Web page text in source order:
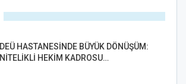
DEÜ HASTANESİNDE BÜYÜK DÖNÜŞÜM:
NİTELİKLİ HEKİM KADROSU…